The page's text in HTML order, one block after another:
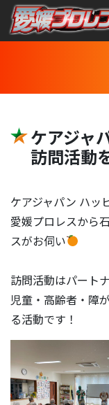
ケアジャ
訪問活動
ケアジャパン ハッ
愛媛プロレスから
スがお伺い
訪問活動はパート
児童・高齢者・障
る活動です！